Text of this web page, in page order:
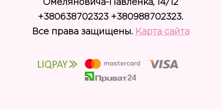
Омеляновича-Павленка, 14/12
+380638702323 +380988702323.
Все права защищены. Карта сайта